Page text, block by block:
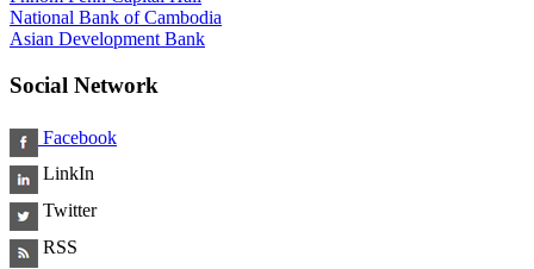
National Bank of Cambodia
Asian Development Bank
Social Network
Facebook
LinkIn
Twitter
RSS